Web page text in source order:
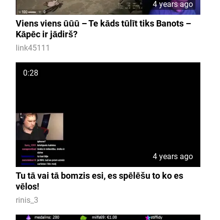
4 years ago
Viens viens ūūū – Te kāds tūlīt tiks Banots –
Kāpēc ir jādirš?
link45111
0:28
4 years ago
Tu tā vai tā bomzis esi, es spēlēšu to ko es
vēlos!
rinis_3